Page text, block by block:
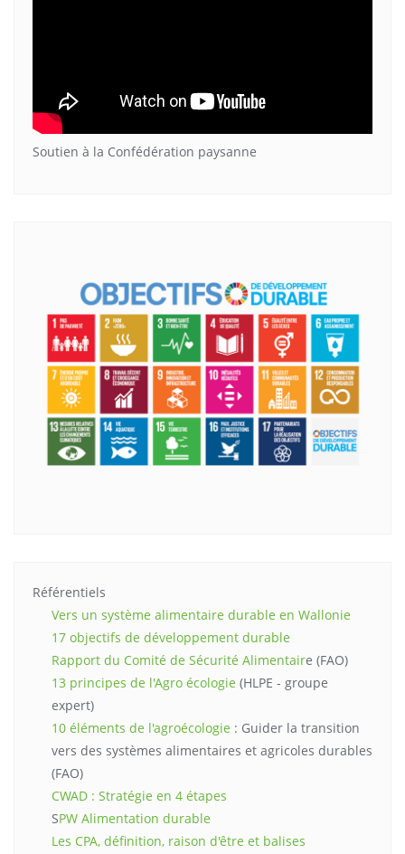
Soutien à la Confédération paysanne
Référentiels
Vers un système alimentaire durable en Wallonie
17 objectifs de développement durable
Rapport du Comité de Sécurité Alimentaire (FAO)
13 principes de l'Agro écologie (HLPE - groupe
expert)
10 éléments de l'agroécologie : Guider la transition
vers des systèmes alimentaires et agricoles durables
(FAO)
CWAD : Stratégie en 4 étapes
SPW Alimentation durable
Les CPA, définition, raison d'être et balises